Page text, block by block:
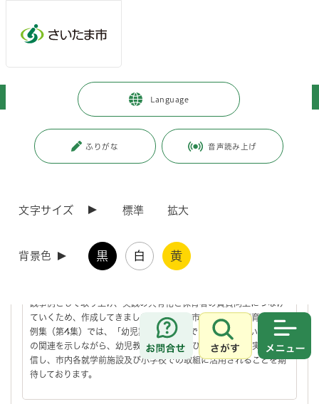
Language
ふりがな 音声読み上げ
文字サイズ 標準 拡大
背景色 黒 白 黄
お問合せ
さがす
子育て・教育 > 育児・保育 幼児教育
幼児教育
さいたま市幼児教育・保育実践事例集について
さいたま市では、令和2年3月に「さいたま市幼児教育の指針」を策
定し、「あそびで育つ 輝くさいたまの子」の具現化を目指し、子
践事例として取り上げ、実践の共有化と保育者の資質向上につなげ
ていくため、作成してきました。さいたま市幼児教育・保育実践事
例集（第4集）では、「幼児期の終わりまでに育ってほしい姿」と
の関連を示しながら、幼児教育・保育、及び小学校教育の実践を発
信し、市内各就学前施設及び小学校での取組に活用されることを期
待しております。